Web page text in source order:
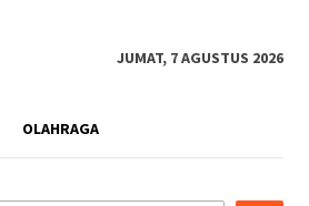
JUMAT, 7 AGUSTUS 2026
OLAHRAGA